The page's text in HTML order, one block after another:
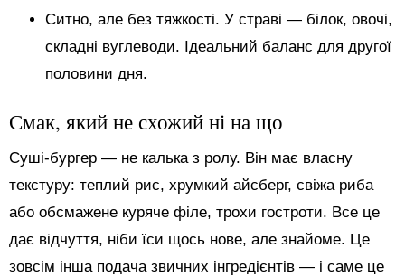
Ситно, але без тяжкості. У страві — білок, овочі,
складні вуглеводи. Ідеальний баланс для другої
половини дня.
Смак, який не схожий ні на що
Суші-бургер — не калька з ролу. Він має власну
текстуру: теплий рис, хрумкий айсберг, свіжа риба
або обсмажене куряче філе, трохи гостроти. Все це
дає відчуття, ніби їси щось нове, але знайоме. Це
зовсім інша подача звичних інгредієнтів — і саме це